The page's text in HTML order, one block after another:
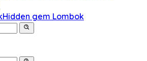
Hidden gem Lombok